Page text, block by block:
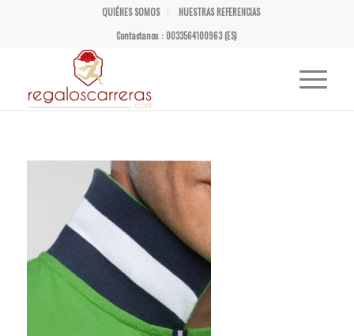
QUIÉNES SOMOS
NUESTRAS REFERENCIAS
Contactanos : 0033564100963 (ES)